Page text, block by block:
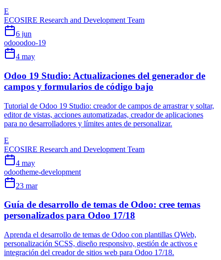
E
ECOSIRE Research and Development Team
6 jun
odooodoo-19
4 may
Odoo 19 Studio: Actualizaciones del generador de
campos y formularios de código bajo
Tutorial de Odoo 19 Studio: creador de campos de arrastrar y soltar,
editor de vistas, acciones automatizadas, creador de aplicaciones
para no desarrolladores y límites antes de personalizar.
E
ECOSIRE Research and Development Team
4 may
odootheme-development
23 mar
Guía de desarrollo de temas de Odoo: cree temas
personalizados para Odoo 17/18
Aprenda el desarrollo de temas de Odoo con plantillas QWeb,
personalización SCSS, diseño responsivo, gestión de activos e
integración del creador de sitios web para Odoo 17/18.